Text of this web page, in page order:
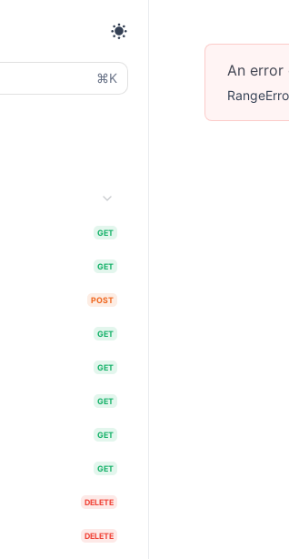
⌘K
GET
GET
POST
GET
GET
GET
GET
GET
DELETE
DELETE
An error